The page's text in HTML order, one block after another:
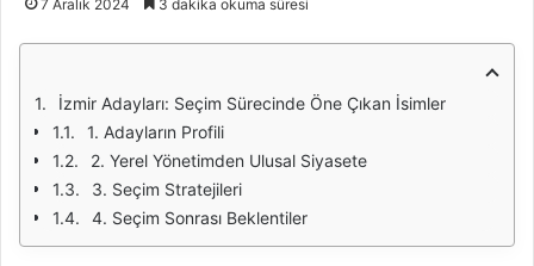
7 Aralık 2024 3 dakika okuma süresi
İzmir Adayları: Seçim Sürecinde Öne Çıkan İsimler
1. Adayların Profili
2. Yerel Yönetimden Ulusal Siyasete
3. Seçim Stratejileri
4. Seçim Sonrası Beklentiler